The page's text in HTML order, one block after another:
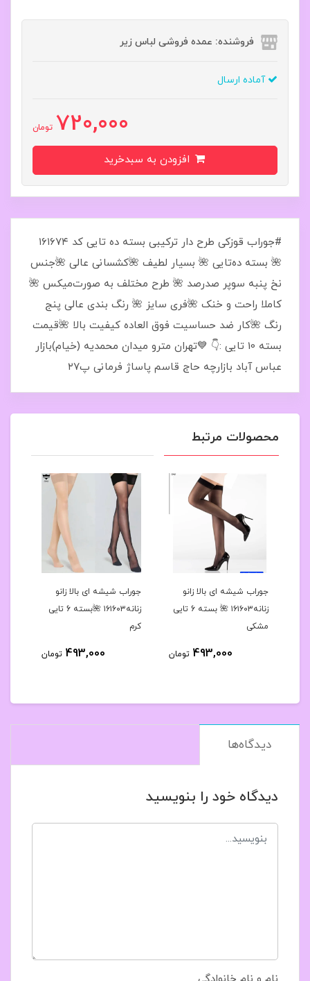
فروشنده: عمده فروشی لباس زیر
آماده ارسال
720,000 تومان
#جوراب قوزکی طرح دار ترکیبی بسته ده تایی کد ۱۶۱۶۷۴
🌺 بسته ده‌تایی 🌺 بسیار لطیف 🌺کشسانی عالی 🌺جنس
نخ پنبه سوپر صدرصد 🌺 طرح مختلف به صورت‌میکس 🌺
کاملا راحت و خنک 🌺فری سایز 🌺 رنگ بندی عالی پنج
رنگ 🌺کار ضد حساسیت فوق العاده کیفیت بالا 🌺قیمت
بسته 10 تایی :👇 💙تهران مترو میدان محمدیه (خیام)بازار
عباس آباد بازارچه حاج قاسم پاساژ فرمانی پ۲۷
محصولات مرتبط
جوراب شیشه ای بالا زانو
زنانه۱۶۱۶۰۳ 🌺 بسته 6 تایی
مشکی
493,000 تومان
جوراب شیشه ای بالا زانو
زنانه۱۶۱۶۰۳ 🌺بسته 6 تایی
کرم
493,000 تومان
دیدگاه‌ها
دیدگاه خود را بنویسید